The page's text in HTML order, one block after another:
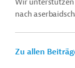
Wir unterstützen
nach
Zu allen